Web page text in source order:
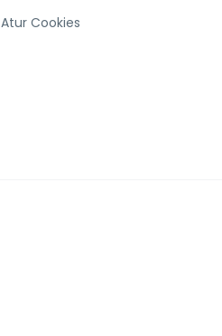
Atur Cookies